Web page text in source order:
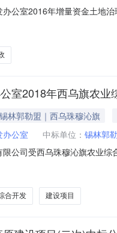
公室2016年增量资金土地
项目结余财政资金”进行公
室2018年西乌旗农
林郭勒盟｜西乌珠穆沁旗
办公室 中标单位： 锡林郭
公司受西乌珠穆沁旗农业
标（成交）供应商名称及中
合开发 建设项目